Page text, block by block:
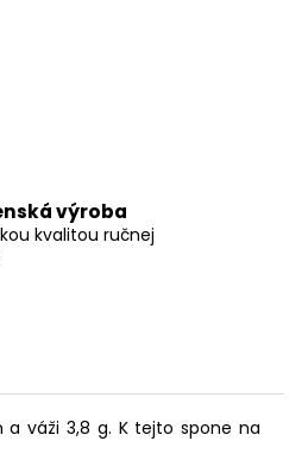
výroba
kvalitou ručnej
váži 3,8 g. K tejto spone na